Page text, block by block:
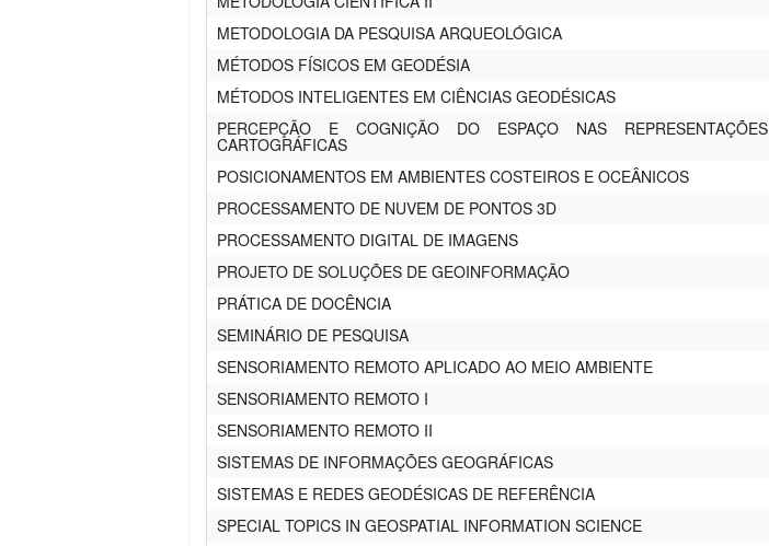
METODOLOGIA DA PESQUISA ARQUEOLÓGICA
MÉTODOS FÍSICOS EM GEODÉSIA
MÉTODOS INTELIGENTES EM CIÊNCIAS GEODÉSICAS
PERCEPÇÃO E COGNIÇÃO DO ESPAÇO NAS REPRESENTAÇÕES
CARTOGRÁFICAS
POSICIONAMENTOS EM AMBIENTES COSTEIROS E OCEÂNICOS
PROCESSAMENTO DE NUVEM DE PONTOS 3D
PROCESSAMENTO DIGITAL DE IMAGENS
PROJETO DE SOLUÇÕES DE GEOINFORMAÇÃO
PRÁTICA DE DOCÊNCIA
SEMINÁRIO DE PESQUISA
SENSORIAMENTO REMOTO APLICADO AO MEIO AMBIENTE
SENSORIAMENTO REMOTO I
SENSORIAMENTO REMOTO II
SISTEMAS DE INFORMAÇÕES GEOGRÁFICAS
SISTEMAS E REDES GEODÉSICAS DE REFERÊNCIA
SPECIAL TOPICS IN GEOSPATIAL INFORMATION SCIENCE